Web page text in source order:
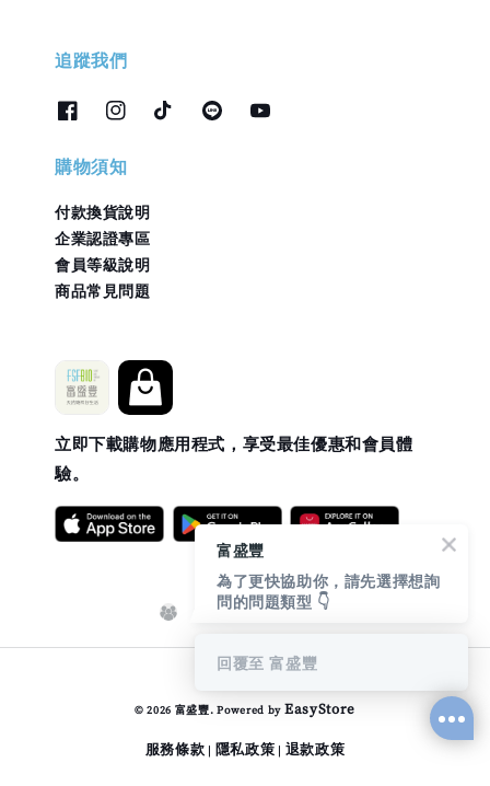
追蹤我們
購物須知
付款換貨說明
企業認證專區
會員等級說明
商品常見問題
立即下載購物應用程式，享受最佳優惠和會員體
驗。
© 2026 富盛豐. Powered by EasyStore
服務條款 隱私政策 退款政策
富盛豐
為了更快協助你，請先選擇想詢
問的問題類型 👇
回覆至 富盛豐